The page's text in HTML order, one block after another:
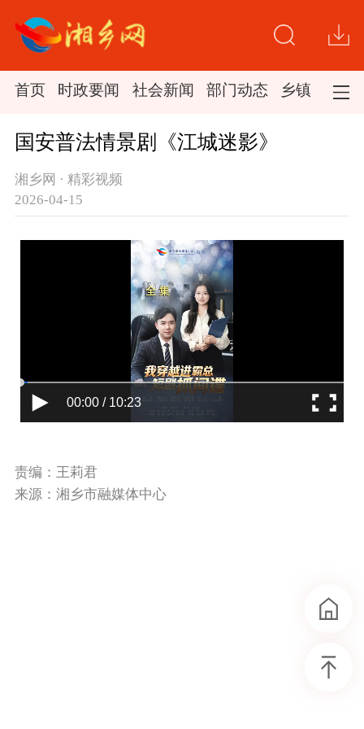
首页 时政要闻 社会新闻 部门动态 乡镇新闻
国安普法情景剧《江城迷影》
湘乡网 · 精彩视频
2026-04-15
00:00 / 10:23
责编：王莉君
来源：湘乡市融媒体中心